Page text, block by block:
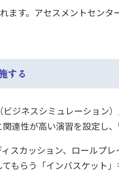
ます。アセスメントセン
する
ジネスシミュレーション）
連性が高い演習を設定し、
スカッション、ロールプレ
もらう「インバスケット」